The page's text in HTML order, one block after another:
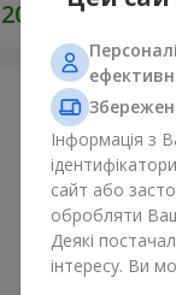
Інформація з
сайт або
обробляти
Деякі
інтересу. Ви